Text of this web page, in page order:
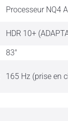
Processeur NQ4
HDR 10+
83"
165 Hz (prise en